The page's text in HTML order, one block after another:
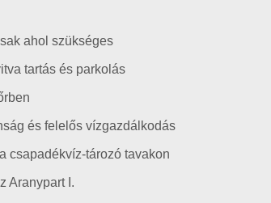
ahol szükséges
tartás és parkolás
és felelős vízgazdálkodás
csapadékvíz-tározó tavakon
Aranypart I.